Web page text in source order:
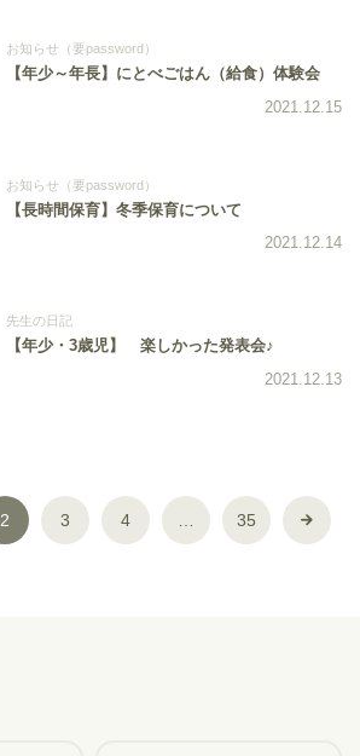
お知らせ（要password）
【年少～年長】にとべごはん（給食）体験会
2021.12.15
お知らせ（要password）
【長時間保育】冬季保育について
2021.12.14
先生の日記
【年少・3歳児】 楽しかった発表会♪
2021.12.13
2 3 4 35